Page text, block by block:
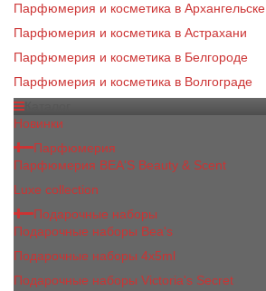
Парфюмерия и косметика в Архангельске
Парфюмерия и косметика в Астрахани
Парфюмерия и косметика в Белгороде
Парфюмерия и косметика в Волгограде
Новинки
Парфюмерия
Парфюмерия BEA'S Beauty & Scent
Luxe collection
Подарочные наборы
Подарочные наборы Bea's
Подарочные наборы 4х5ml
Подарочные наборы Victoria's Secret